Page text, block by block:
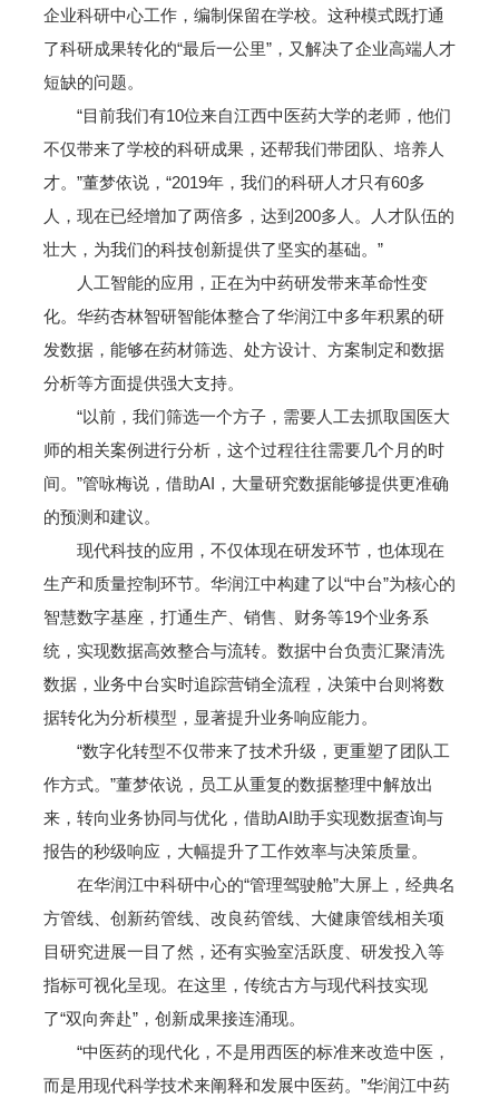
企业科研中心工作，编制保留在学校。这种模式既打通
了科研成果转化的“最后一公里”，又解决了企业高端人才
短缺的问题。
“目前我们有10位来自江西中医药大学的老师，他们
不仅带来了学校的科研成果，还帮我们带团队、培养人
才。”董梦依说，“2019年，我们的科研人才只有60多
人，现在已经增加了两倍多，达到200多人。人才队伍的
壮大，为我们的科技创新提供了坚实的基础。”
人工智能的应用，正在为中药研发带来革命性变
化。华药杏林智研智能体整合了华润江中多年积累的研
发数据，能够在药材筛选、处方设计、方案制定和数据
分析等方面提供强大支持。
“以前，我们筛选一个方子，需要人工去抓取国医大
师的相关案例进行分析，这个过程往往需要几个月的时
间。”管咏梅说，借助AI，大量研究数据能够提供更准确
的预测和建议。
现代科技的应用，不仅体现在研发环节，也体现在
生产和质量控制环节。华润江中构建了以“中台”为核心的
智慧数字基座，打通生产、销售、财务等19个业务系
统，实现数据高效整合与流转。数据中台负责汇聚清洗
数据，业务中台实时追踪营销全流程，决策中台则将数
据转化为分析模型，显著提升业务响应能力。
“数字化转型不仅带来了技术升级，更重塑了团队工
作方式。”董梦依说，员工从重复的数据整理中解放出
来，转向业务协同与优化，借助AI助手实现数据查询与
报告的秒级响应，大幅提升了工作效率与决策质量。
在华润江中科研中心的“管理驾驶舱”大屏上，经典名
方管线、创新药管线、改良药管线、大健康管线相关项
目研究进展一目了然，还有实验室活跃度、研发投入等
指标可视化呈现。在这里，传统古方与现代科技实现
了“双向奔赴”，创新成果接连涌现。
“中医药的现代化，不是用西医的标准来改造中医，
而是用现代科学技术来阐释和发展中医药。”华润江中药